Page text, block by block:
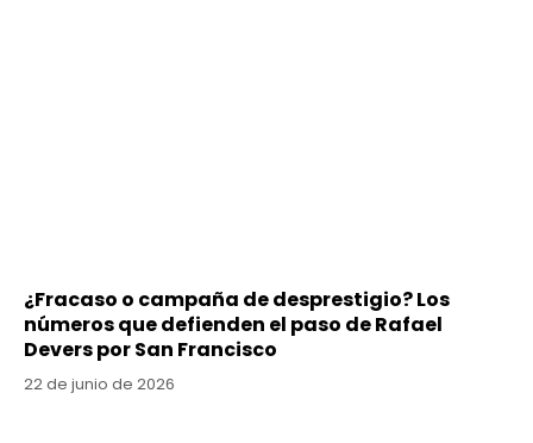
¿Fracaso o campaña de desprestigio? Los
números que defienden el paso de Rafael
Devers por San Francisco
22 de junio de 2026